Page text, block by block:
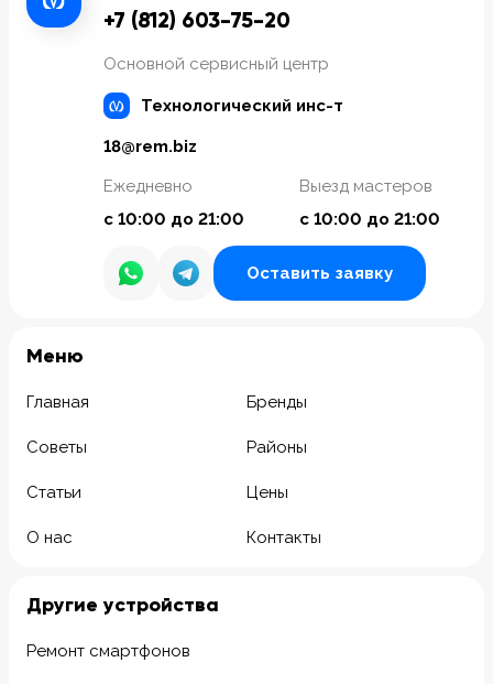
+7 (812) 603-75-20
Основной сервисный центр
Технологический инс-т
18@rem.biz
Ежедневно
с 10:00 до 21:00
Выезд мастеров
с 10:00 до 21:00
Оставить заявку
Meню
Главная Бренды
Советы Районы
Статьи Цены
О нас Контакты
Другие устройства
Ремонт смартфонов